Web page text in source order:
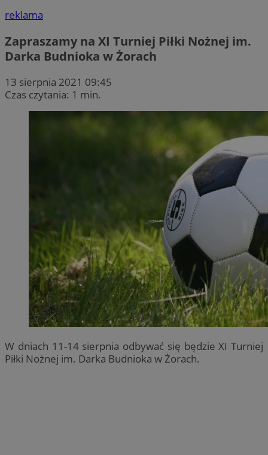
reklama
Zapraszamy na XI Turniej Piłki Nożnej im.
Darka Budnioka w Żorach
13 sierpnia 2021 09:45
Czas czytania: 1 min.
W dniach 11-14 sierpnia odbywać się będzie XI Turniej
Piłki Nożnej im. Darka Budnioka w Żorach.